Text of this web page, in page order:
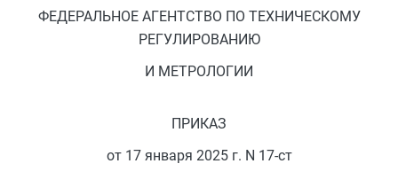
ФЕДЕРАЛЬНОЕ АГЕНТСТВО ПО ТЕХНИЧЕСКОМУ
РЕГУЛИРОВАНИЮ
И МЕТРОЛОГИИ
ПРИКАЗ
от 17 января 2025 г. N 17-ст